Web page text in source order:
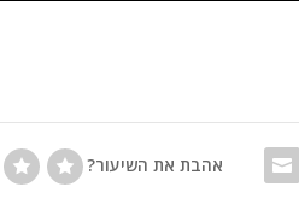
אהבת את השיעור?